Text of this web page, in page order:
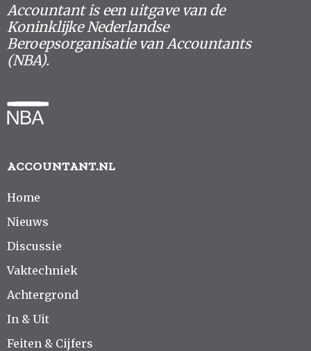
Accountant is een uitgave van de
Koninklijke Nederlandse
Beroepsorganisatie van Accountants
(NBA).
ACCOUNTANT.NL
Home
Nieuws
Discussie
Vaktechniek
Achtergrond
In & Uit
Feiten & Cijfers